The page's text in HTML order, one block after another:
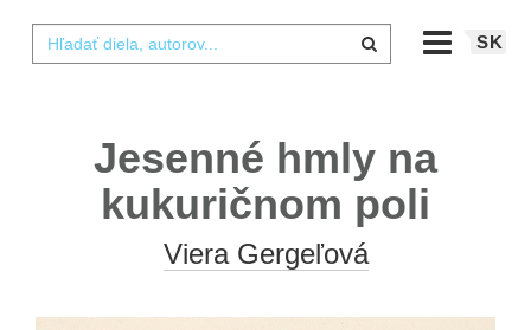
SK
Jesenné hmly na
kukuričnom poli
Viera Gergeľová